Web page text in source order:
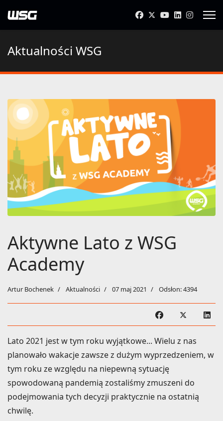
Aktualności WSG
Aktywne Lato z WSG
Academy
Artur Bochenek Aktualności 07 maj 2021 Odsłon: 4394
Lato 2021 jest w tym roku wyjątkowe... Wielu z nas
planowało wakacje zawsze z dużym wyprzedzeniem, w
tym roku ze względu na niepewną sytuację
spowodowaną pandemią zostaliśmy zmuszeni do
podejmowania tych decyzji praktycznie na ostatnią
chwilę.